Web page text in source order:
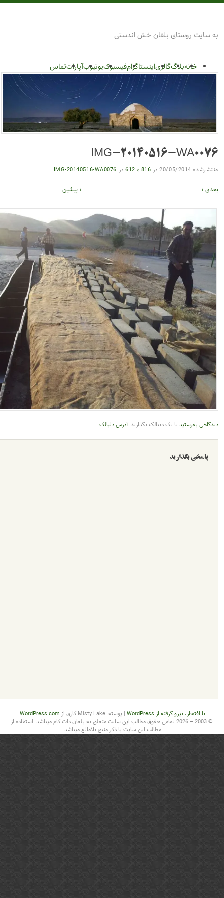
بلغان خش اندستی
اینستاگرامفیسبوکیوتیوبآپاراتتماس
IMG-
20/در816 × 612 درIMG-20140516-WA0076
دنبالک بگذارید: آدرس دنبالک.
|پوسته: Misty Lake کاری از WordPress.com
.
– 2026 تمامی حقوق مطالب این سایت متعلق به بلغان دات کام میباشد. استفاده از
مطالب این سایت با ذکر منبع بلامانع میباشد.